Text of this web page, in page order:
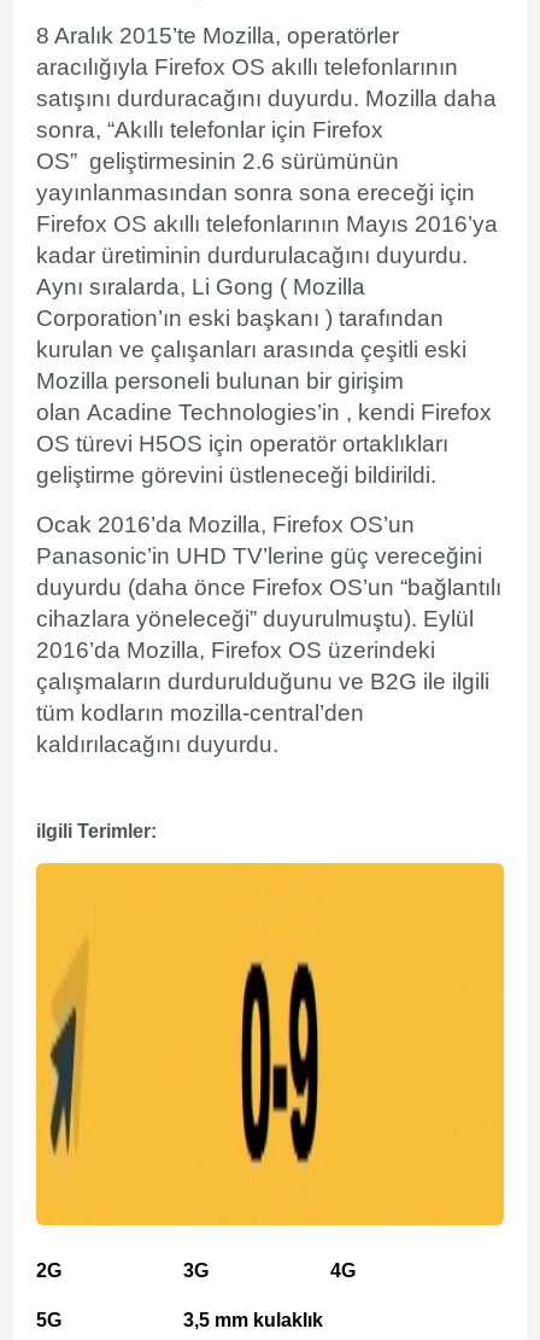
8 Aralık 2015’te Mozilla, operatörler
aracılığıyla Firefox OS akıllı telefonlarının
satışını durduracağını duyurdu. Mozilla daha
sonra, “Akıllı telefonlar için Firefox
OS” geliştirmesinin 2.6 sürümünün
yayınlanmasından sonra sona ereceği için
Firefox OS akıllı telefonlarının Mayıs 2016’ya
kadar üretiminin durdurulacağını duyurdu.
Aynı sıralarda, Li Gong ( Mozilla
Corporation’ın eski başkanı ) tarafından
kurulan ve çalışanları arasında çeşitli eski
Mozilla personeli bulunan bir girişim
olan Acadine Technologies’in , kendi Firefox
OS türevi H5OS için operatör ortaklıkları
geliştirme görevini üstleneceği bildirildi.
Ocak 2016’da Mozilla, Firefox OS’un
Panasonic’in UHD TV’lerine güç vereceğini
duyurdu (daha önce Firefox OS’un “bağlantılı
cihazlara yöneleceği” duyurulmuştu). Eylül
2016’da Mozilla, Firefox OS üzerindeki
çalışmaların durdurulduğunu ve B2G ile ilgili
tüm kodların mozilla-central’den
kaldırılacağını duyurdu.
ilgili Terimler:
2G 3G 4G
5G 3,5 mm kulaklık